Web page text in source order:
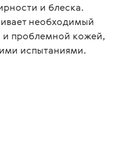
и блеска.
необходимый
проблемной кожей,
испытаниями.